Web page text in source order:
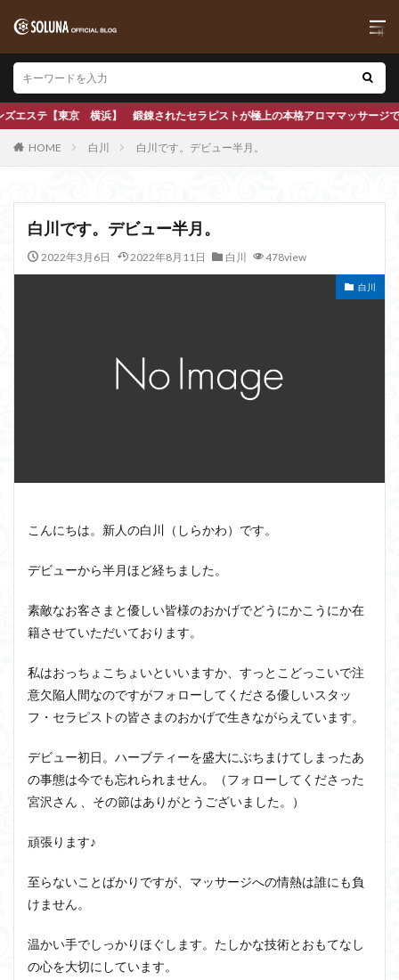
極上の本格アロママッサージで心も身体もほぐします
HOME 白川 白川です。デビュー半月。
白川です。デビュー半月。
2022年3月6日 2022年8月11日 白川 478view
白川
こんにちは。新人の白川（しらかわ）です。
デビューから半月ほど経ちました。
素敵なお客さまと優しい皆様のおかげでどうにかこうにか在
籍させていただいております。
私はおっちょこちょいといいますか、すっとこどっこいで注
意欠陥人間なのですがフォローしてくださる優しいスタッ
フ・セラピストの皆さまのおかげで生きながらえています。
デビュー初日。ハーブティーを盛大にぶちまけてしまったあ
の事態は今でも忘れられません。（フォローしてくださった
宮沢さん 、その節はありがとうございました。）
頑張ります♪
至らないことばかりですが、マッサージへの情熱は誰にも負
けません。
温かい手でしっかりほぐします。たしかな技術とおもてなし
の心を大切にしています。